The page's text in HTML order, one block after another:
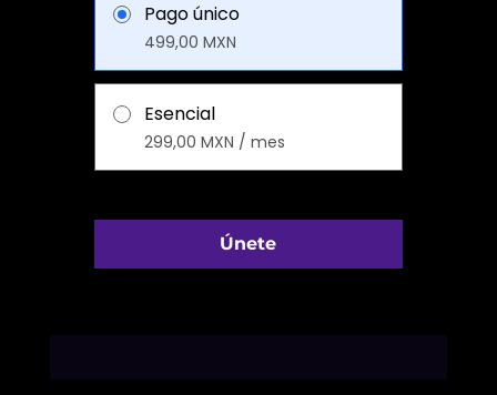
Pago único
499,00 MXN
Esencial
299,00 MXN / mes
Únete